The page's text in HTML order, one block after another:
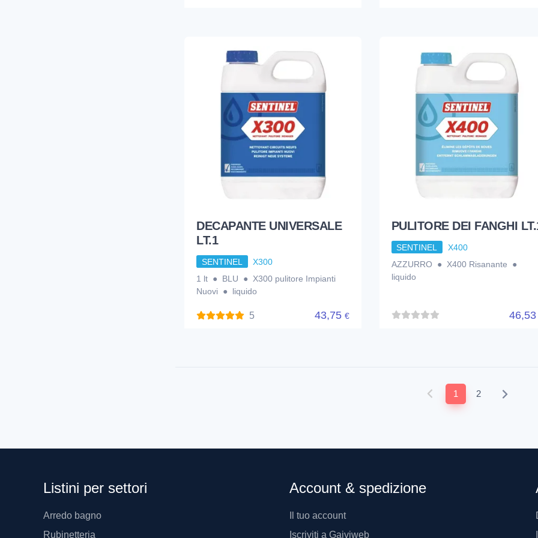
DECAPANTE UNIVERSALE
LT.1
SENTINEL
X300
1 lt ● BLU ● X300 pulitore Impianti
Nuovi ● liquido
5 43,75 €
PULITORE DEI FANGHI
SENTINEL
X400
AZZURRO ● X400 Risanante ●
liquido
1 2
Listini per settori
Arredo bagno
Rubinetteria
Account & spedizione
Il tuo account
Iscriviti a Gaiviweb